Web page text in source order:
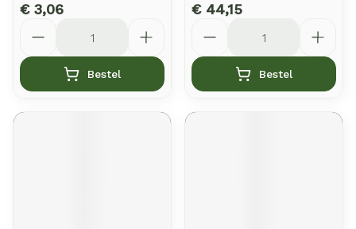
€ 3,06
Bestel
€ 44,15
Bestel